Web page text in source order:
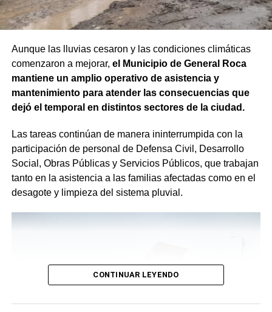
Aunque las lluvias cesaron y las condiciones climáticas
comenzaron a mejorar, el Municipio de General Roca
mantiene un amplio operativo de asistencia y
mantenimiento para atender las consecuencias que
dejó el temporal en distintos sectores de la ciudad.
Las tareas continúan de manera ininterrumpida con la
participación de personal de Defensa Civil, Desarrollo
Social, Obras Públicas y Servicios Públicos, que trabajan
tanto en la asistencia a las familias afectadas como en el
desagote y limpieza del sistema pluvial.
CONTINUAR LEYENDO